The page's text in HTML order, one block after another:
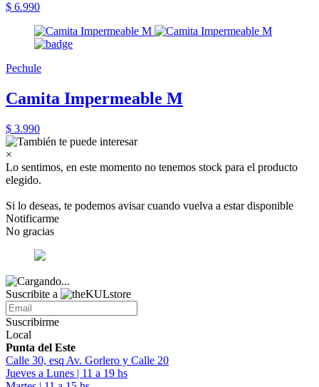
$ 6.990
Pechule
Camita Impermeable M
$ 3.990
×
Lo sentimos, en este momento no tenemos stock para el producto
elegido.
Si lo deseas, te podemos avisar cuando vuelva a estar disponible
Notificarme
No gracias
Suscribite a
Suscribirme
Local
Punta del Este
Calle 30, esq Av. Gorlero y Calle 20
Jueves a Lunes | 11 a 19 hs